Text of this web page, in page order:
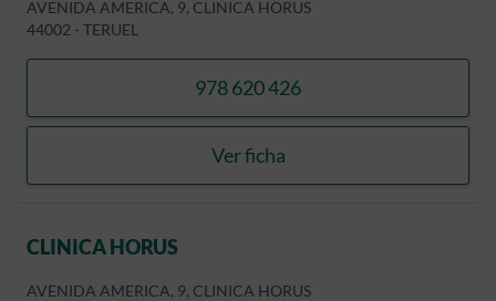
AVENIDA AMERICA, 9, CLINICA HORUS
44002 - TERUEL
978 620 426
llamar CLINICA HORUS
Ver ficha
CLINICA HORUS
CLINICA HORUS
AVENIDA AMERICA, 9, CLINICA HORUS